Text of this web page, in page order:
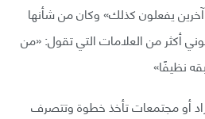
يفعلون كذلك» وكان من شأنها
أكثر من العلامات التي تقول: «من
نظيفًا»
أو مجتمعات تأخذ خطوة وتتصرف